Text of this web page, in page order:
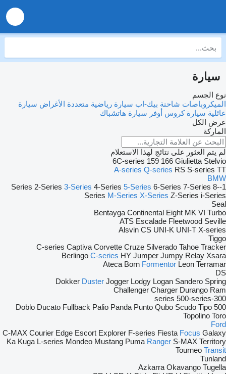
سيارة
نوع الجسم
الميكروباصات شاحنة بيك-اب سيارة رياضية متعددة الأغراض سيارة
عائلية سيارة كروس أوفر سيارة هاتشباك
عرض الكل
الماركة
لم يتم العثور على نتائج لهذا الاستعلام
6C-series 159 166 Giulietta Stelvio
A-series Q-series RS S-series TT
BMW
1-Series
2-Series 3-Series 4-Series 5-Series 6-Series 7-Series 8-
Series M-Series X-Series Z-Series i-Series
Seal
Bentayga Continental Eight MK VI Turbo
ATS Escalade Fleetwood Seville
Alsvin CS UNI-K UNI-T X-series
Tiggo
C-series Captiva Corvette Cruze Silverado Tahoe Tracker
Berlingo C-series HY Jumper Jumpy Relay Xsara
Ateca Born Formentor Leon Terramar
DS
Dokker Duster Jogger Lodgy Logan Sandero Spring
Challenger Charger Durango Ram
300-series
500-series
500
Doblo Ducato Fullback Palio Panda Punto Qubo Scudo Tipo
Topolino Toro
Ford
C-MAX Courier Edge Escort Explorer F-series Fiesta Focus Galaxy
Ka Kuga L-series Mondeo Mustang Puma Ranger S-MAX Territory
Tourneo Transit
Tunland
Azkarra Okavango Tugella